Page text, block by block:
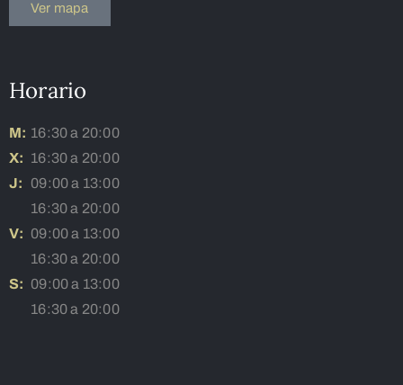
Ver mapa
Horario
M: 16:30 a 20:00
X: 16:30 a 20:00
J:
09:00 a 13:00
16:30 a 20:00
V: 09:00 a 13:00
16:30 a 20:00
S: 09:00 a 13:00
16:30 a 20:00